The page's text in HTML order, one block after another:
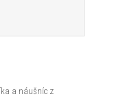
a náušníc z